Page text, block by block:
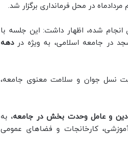
در محل فرمانداری برگزار شد.
شده، اظهار داشت: این جلسه با
در جامعه اسلامی، به ویژه در دهه
نسل جوان و سلامت معنوی جامعه،
دین و عامل وحدت بخش در جامعه، به
کارخانجات و فضاهای عمومی